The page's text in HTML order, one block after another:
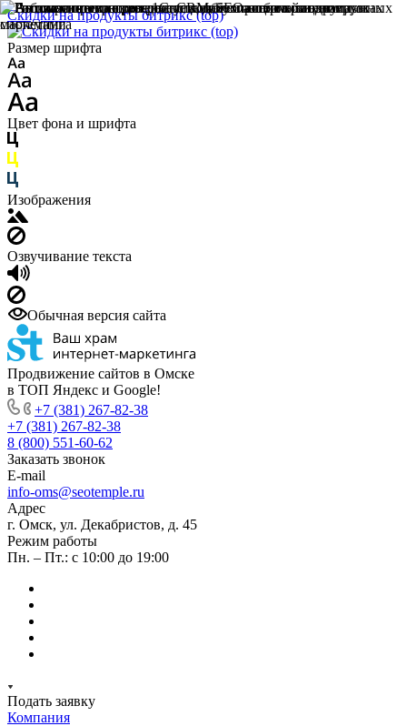
Скидки на продукты битрикс (top)
Размер шрифта
Цвет фона и шрифта
Изображения
Озвучивание текста
Обычная версия сайта
Продвижение сайтов в Омске
в ТОП Яндекс и Google!
+7 (381) 267-82-38
+7 (381) 267-82-38
8 (800) 551-60-62
Заказать звонок
E-mail
info-oms@seotemple.ru
Адрес
г. Омск, ул. Декабристов, д. 45
Режим работы
Пн. – Пт.: с 10:00 до 19:00
Подать заявку
Компания